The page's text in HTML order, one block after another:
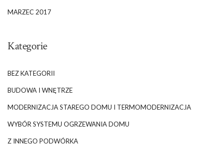
MARZEC 2017
Kategorie
BEZ KATEGORII
BUDOWA I WNĘTRZE
MODERNIZACJA STAREGO DOMU I TERMOMODERNIZACJA
WYBÓR SYSTEMU OGRZEWANIA DOMU
Z INNEGO PODWÓRKA